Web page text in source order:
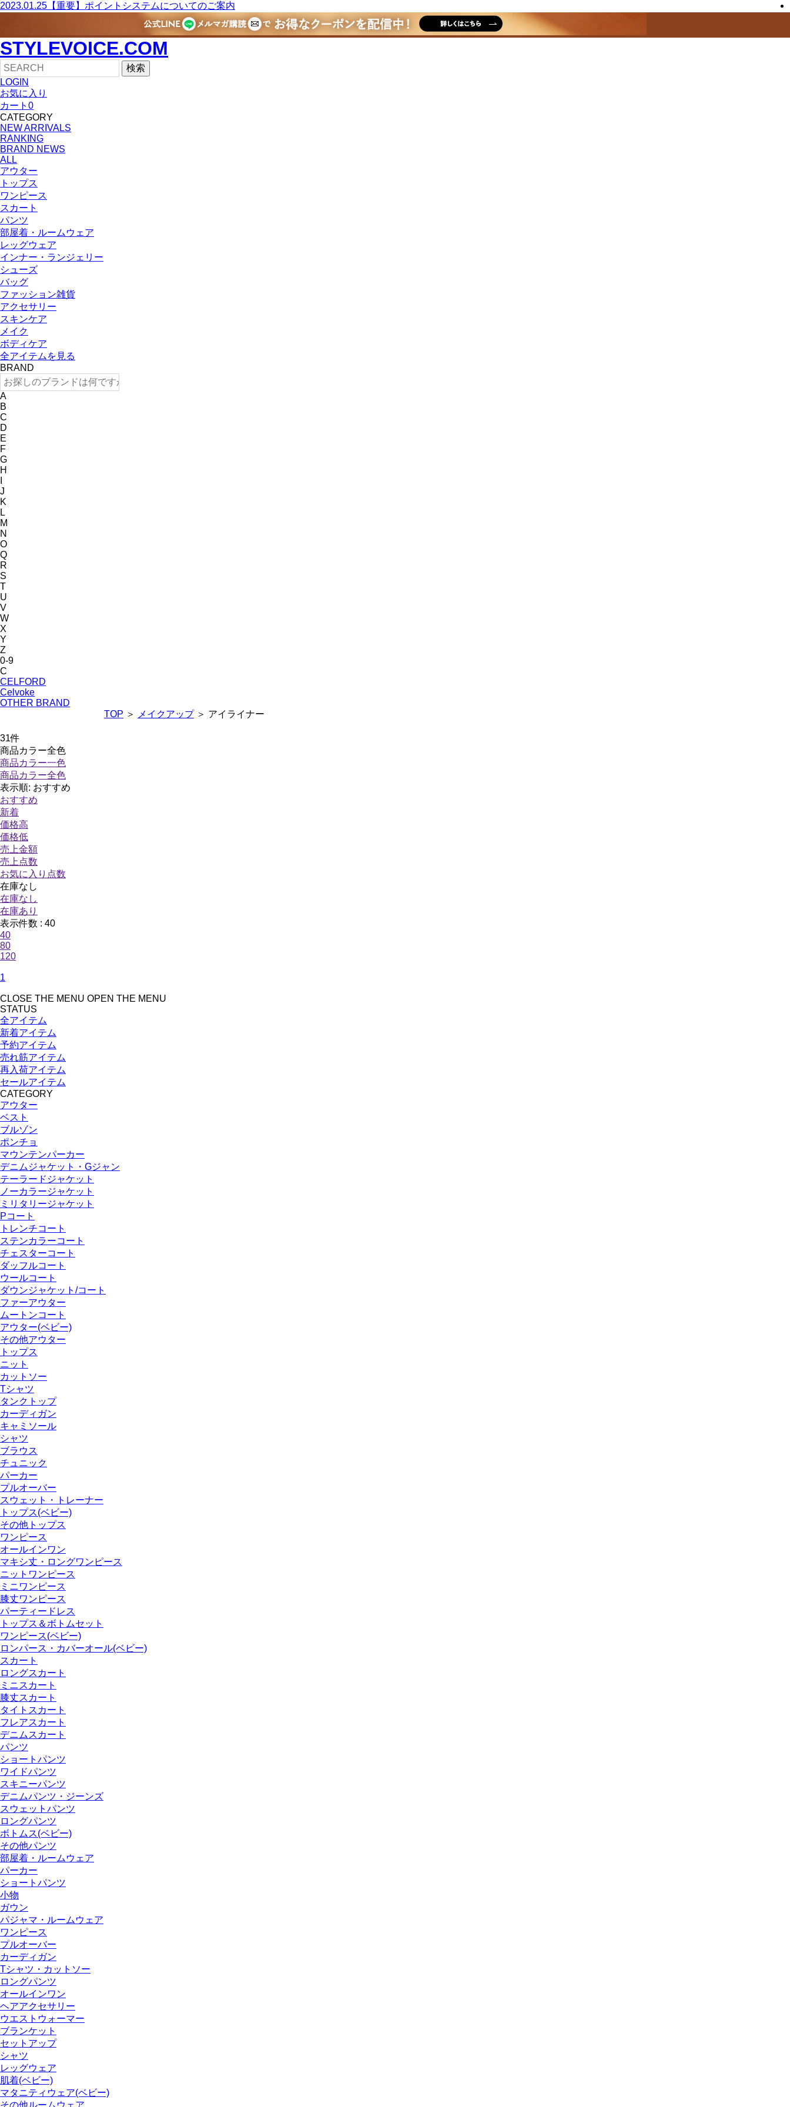
2023.01.25 【重要】ポイントシステムについてのご案内
STYLEVOICE.COM
検索
LOGIN
お気に入り
カート 0
CATEGORY
NEW ARRIVALS
RANKING
BRAND NEWS
ALL
アウター
トップス
ワンピース
スカート
パンツ
部屋着・ルームウェア
レッグウェア
インナー・ランジェリー
シューズ
バッグ
ファッション雑貨
アクセサリー
スキンケア
メイク
ボディケア
全アイテムを見る
BRAND
A
B
C
D
E
F
G
H
J
K
L
M
N
O
Q
R
S
T
U
V
W
X
Y
Z
0-9
C
CELFORD
Celvoke
OTHER BRAND
TOP ＞ メイクアップ＞ アイライナー
31件
商品カラー全色
商品カラー一色
商品カラー全色
表示順: おすすめ
おすすめ
新着
価格高
価格低
売上金額
売上点数
お気に入り点数
在庫なし
在庫なし
在庫あり
表示件数 : 40
40
80
120
1
CLOSE THE MENU OPEN THE MENU
STATUS
全アイテム
新着アイテム
予約アイテム
売れ筋アイテム
再入荷アイテム
セールアイテム
CATEGORY
アウター
ベスト
ブルゾン
ポンチョ
マウンテンパーカー
デニムジャケット・Gジャン
テーラードジャケット
ノーカラージャケット
ミリタリージャケット
Pコート
トレンチコート
ステンカラーコート
チェスターコート
ダッフルコート
ウールコート
ダウンジャケット/コート
ファーアウター
ムートンコート
アウター(ベビー)
その他アウター
トップス
ニット
カットソー
Tシャツ
タンクトップ
カーディガン
キャミソール
シャツ
ブラウス
チュニック
パーカー
プルオーバー
スウェット・トレーナー
トップス(ベビー)
その他トップス
ワンピース
オールインワン
マキシ丈・ロングワンピース
ニットワンピース
ミニワンピース
膝丈ワンピース
パーティードレス
トップス＆ボトムセット
ワンピース(ベビー)
ロンパース・カバーオール(ベビー)
スカート
ロングスカート
ミニスカート
膝丈スカート
タイトスカート
フレアスカート
デニムスカート
パンツ
ショートパンツ
ワイドパンツ
スキニーパンツ
デニムパンツ・ジーンズ
スウェットパンツ
ロングパンツ
ボトムス(ベビー)
その他パンツ
部屋着・ルームウェア
パーカー
ショートパンツ
小物
ガウン
パジャマ・ルームウェア
ワンピース
プルオーバー
カーディガン
Tシャツ・カットソー
ロングパンツ
オールインワン
ヘアアクセサリー
ウエストウォーマー
ブランケット
セットアップ
シャツ
レッグウェア
肌着(ベビー)
マタニティウェア(ベビー)
その他ルームウェア